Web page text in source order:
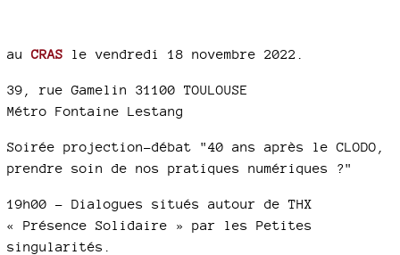
auCRAS le vendredi 18 novembre 2022.
39, rue Gamelin 31100 TOULOUSE
Métro Fontaine Lestang
Soirée projection-débat "40 ans après le CLODO,
prendre soin de nos pratiques numériques ?"
19h00 - Dialogues situés autour de THX
« Présence Solidaire » par les Petites
singularités.